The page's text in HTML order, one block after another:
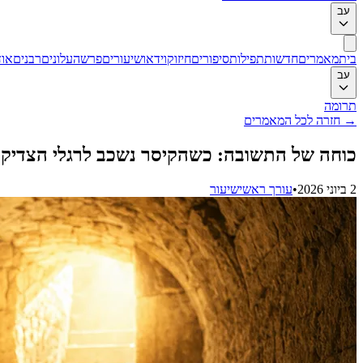
עב
ביתמאמריםחדשותתפילותסיפוריםחיזוקוידאושיעוריםפרשהעלוניםרבנים
עב
תרומה
→ חזרה לכל המאמרים
כוחה של התשובה: כשהקיסר נשכב לרגלי הצדיק
2 ביוני 2026 •עורך ראשישיעור